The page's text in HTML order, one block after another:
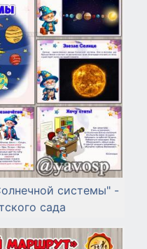
системы" -
сада